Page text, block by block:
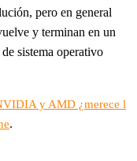
pero en general
y terminan en un
sistema operativo
y AMD ¿merece l
.